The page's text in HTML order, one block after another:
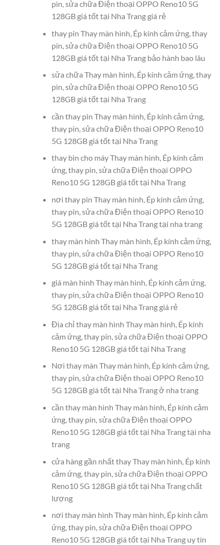
pin, sửa chữa Điện thoại OPPO Reno10 5G
128GB giá tốt tại Nha Trang giá rẻ
thay pin Thay màn hình, Ép kính cảm ứng, thay
pin, sửa chữa Điện thoại OPPO Reno10 5G
128GB giá tốt tại Nha Trang bảo hành bao lâu
sửa chữa Thay màn hình, Ép kính cảm ứng, thay
pin, sửa chữa Điện thoại OPPO Reno10 5G
128GB giá tốt tại Nha Trang
cần thay pin Thay màn hình, Ép kính cảm ứng,
thay pin, sửa chữa Điện thoại OPPO Reno10
5G 128GB giá tốt tại Nha Trang
thay bin cho máy Thay màn hình, Ép kính cảm
ứng, thay pin, sửa chữa Điện thoại OPPO
Reno10 5G 128GB giá tốt tại Nha Trang
nơi thay pin Thay màn hình, Ép kính cảm ứng,
thay pin, sửa chữa Điện thoại OPPO Reno10
5G 128GB giá tốt tại Nha Trang tại nha trang
thay màn hình Thay màn hình, Ép kính cảm ứng,
thay pin, sửa chữa Điện thoại OPPO Reno10
5G 128GB giá tốt tại Nha Trang
giá màn hình Thay màn hình, Ép kính cảm ứng,
thay pin, sửa chữa Điện thoại OPPO Reno10
5G 128GB giá tốt tại Nha Trang giá rẻ
Địa chỉ thay màn hình Thay màn hình, Ép kính
cảm ứng, thay pin, sửa chữa Điện thoại OPPO
Reno10 5G 128GB giá tốt tại Nha Trang
Nơi thay màn Thay màn hình, Ép kính cảm ứng,
thay pin, sửa chữa Điện thoại OPPO Reno10
5G 128GB giá tốt tại Nha Trang ở nha trang
cần thay màn hình Thay màn hình, Ép kính cảm
ứng, thay pin, sửa chữa Điện thoại OPPO
Reno10 5G 128GB giá tốt tại Nha Trang tại nha
trang
cửa hàng gần nhất thay Thay màn hình, Ép kính
cảm ứng, thay pin, sửa chữa Điện thoại OPPO
Reno10 5G 128GB giá tốt tại Nha Trang chất
lượng
nơi thay màn hình Thay màn hình, Ép kính cảm
ứng, thay pin, sửa chữa Điện thoại OPPO
Reno10 5G 128GB giá tốt tại Nha Trang uy tín